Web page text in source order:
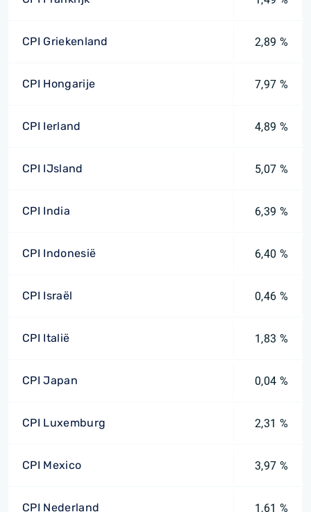
CPI Griekenland 2,89 %
CPI Hongarije 7,97 %
CPI Ierland 4,89 %
CPI IJsland 5,07 %
CPI India 6,39 %
CPI Indonesië 6,40 %
CPI Israël 0,46 %
CPI Italië 1,83 %
CPI Japan 0,04 %
CPI Luxemburg 2,31 %
CPI Mexico 3,97 %
CPI Nederland 1,61 %